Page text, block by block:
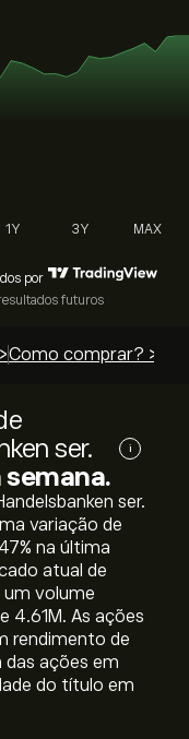
1Y 3Y MAX
por
futuros
Como comprar? >
ser.
i
ser.
variação de
na última
atual de
volume
4.61M. As ações
rendimento de
das ações em
do título em